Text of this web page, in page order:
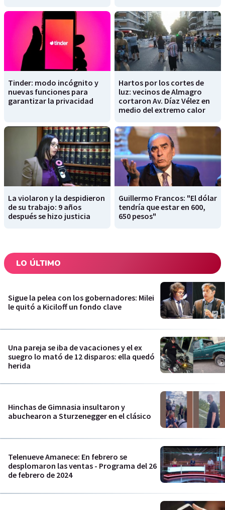
Tinder: modo incógnito y
nuevas funciones para
garantizar la privacidad
Hartos por los cortes de
luz: vecinos de Almagro
cortaron Av. Díaz Vélez en
medio del extremo calor
La violaron y la despidieron
de su trabajo: 9 años
después se hizo justicia
Guillermo Francos: "El dólar
tendría que estar en 600,
650 pesos"
LO ÚLTIMO
Sigue la pelea con los gobernadores: Milei
le quitó a Kiciloff un fondo clave
Una pareja se iba de vacaciones y el ex
suegro lo mató de 12 disparos: ella quedó
herida
Hinchas de Gimnasia insultaron y
abuchearon a Sturzenegger en el clásico
Telenueve Amanece: En febrero se
desplomaron las ventas - Programa del 26
de febrero de 2024